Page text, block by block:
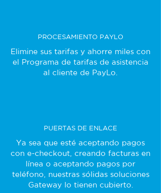
PROCESAMIENTO PAYLO
Elimine sus tarifas y ahorre miles con
el Programa de tarifas de asistencia
al cliente de PayLo.
PUERTAS DE ENLACE
Ya sea que esté aceptando pagos
con e-checkout, creando facturas en
línea o aceptando pagos por
teléfono, nuestras sólidas soluciones
Gateway lo tienen cubierto.